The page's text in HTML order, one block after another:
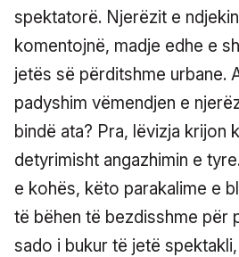
spektatorë. Njerëzit e
komentojnë, madje edhe e
jetës së përditshme urbane.
padyshim vëmendjen e
bindë ata? Pra, lëvizja krijon
detyrimisht angazhimin e
e kohës, këto parakalime e
të bëhen të bezdisshme për
sado i bukur të jetë